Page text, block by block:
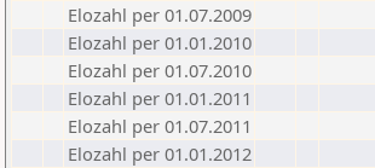
Elozahl per 01.07.2009
Elozahl per 01.01.2010
Elozahl per 01.07.2010
Elozahl per 01.01.2011
Elozahl per 01.07.2011
Elozahl per 01.01.2012